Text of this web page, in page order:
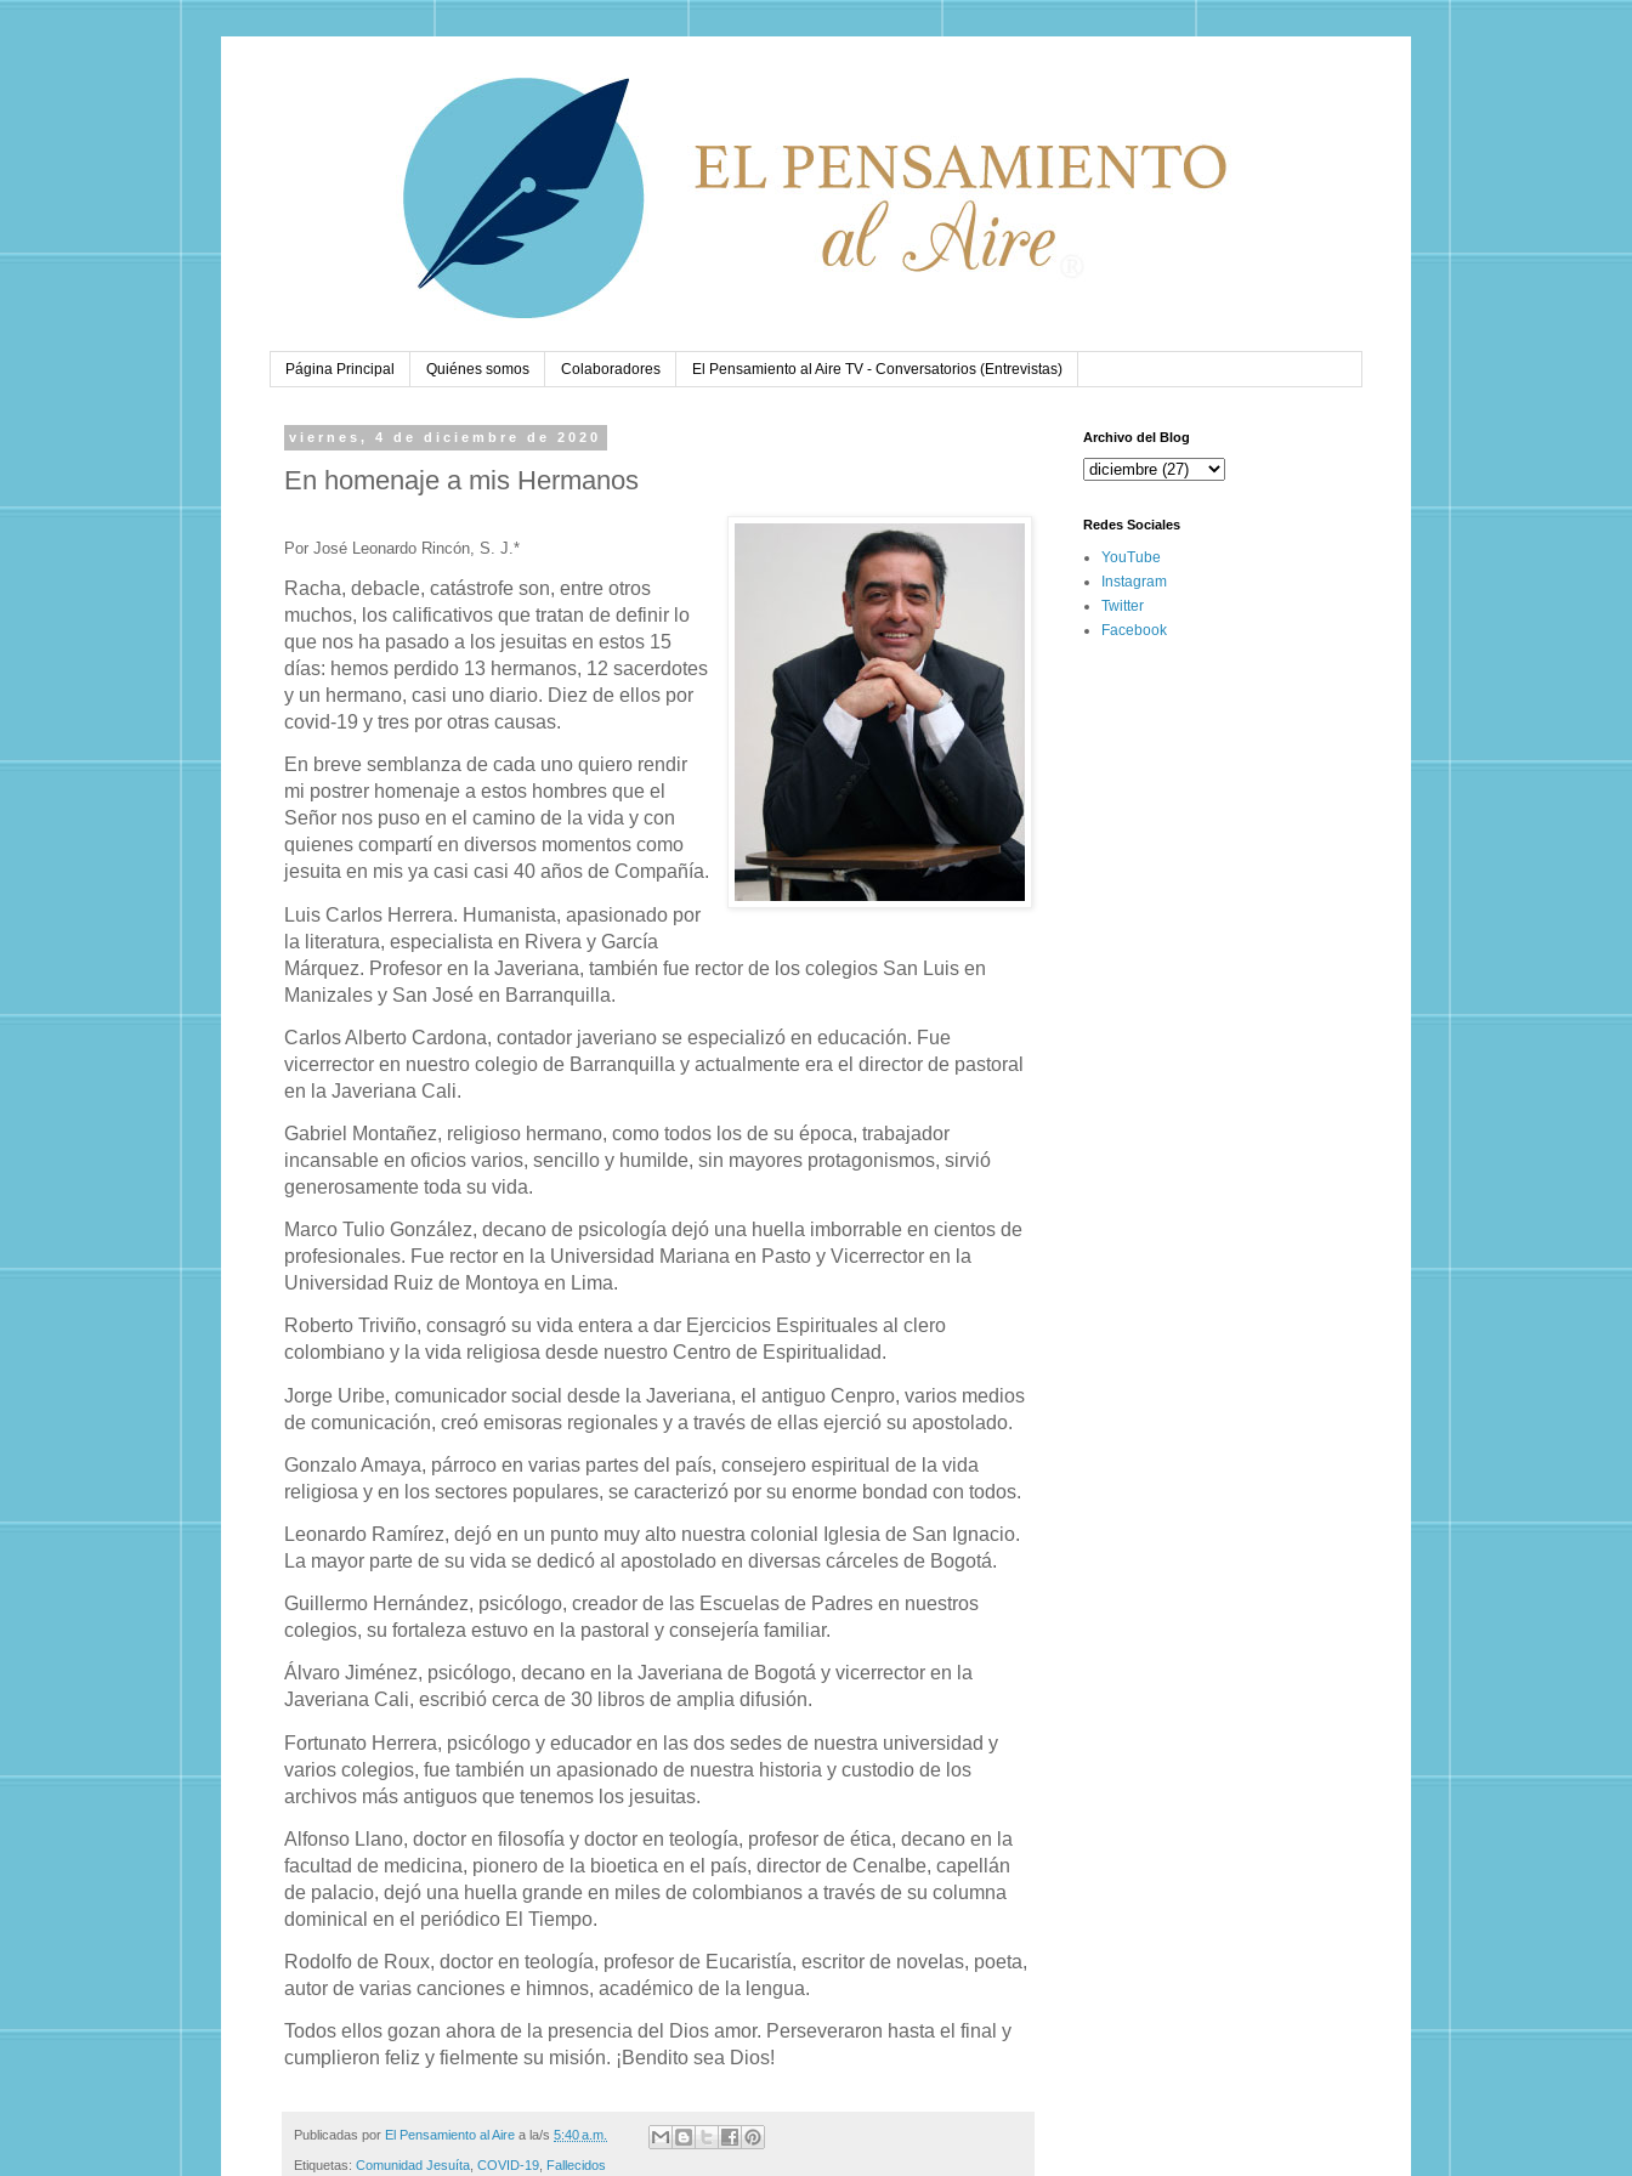
Página Principal Quiénes somos Colaboradores El Pensamiento al Aire TV - Conversatorios (Entrevistas)
viernes, 4 de diciembre de 2020
En homenaje a mis Hermanos
Por José Leonardo Rincón, S. J.*
Racha, debacle, catástrofe son, entre otros
muchos, los calificativos que tratan de definir lo
que nos ha pasado a los jesuitas en estos 15
días: hemos perdido 13 hermanos, 12 sacerdotes
y un hermano, casi uno diario. Diez de ellos por
covid-19 y tres por otras causas.
En breve semblanza de cada uno quiero rendir
mi postrer homenaje a estos hombres que el
Señor nos puso en el camino de la vida y con
quienes compartí en diversos momentos como
jesuita en mis ya casi casi 40 años de Compañía.
Luis Carlos Herrera. Humanista, apasionado por
la literatura, especialista en Rivera y García
Márquez. Profesor en la Javeriana, también fue rector de los colegios San Luis en
Manizales y San José en Barranquilla.
Carlos Alberto Cardona, contador javeriano se especializó en educación. Fue
vicerrector en nuestro colegio de Barranquilla y actualmente era el director de pastoral
en la Javeriana Cali.
Gabriel Montañez, religioso hermano, como todos los de su época, trabajador
incansable en oficios varios, sencillo y humilde, sin mayores protagonismos, sirvió
generosamente toda su vida.
Marco Tulio González, decano de psicología dejó una huella imborrable en cientos de
profesionales. Fue rector en la Universidad Mariana en Pasto y Vicerrector en la
Universidad Ruiz de Montoya en Lima.
Roberto Triviño, consagró su vida entera a dar Ejercicios Espirituales al clero
colombiano y la vida religiosa desde nuestro Centro de Espiritualidad.
Jorge Uribe, comunicador social desde la Javeriana, el antiguo Cenpro, varios medios
de comunicación, creó emisoras regionales y a través de ellas ejerció su apostolado.
Gonzalo Amaya, párroco en varias partes del país, consejero espiritual de la vida
religiosa y en los sectores populares, se caracterizó por su enorme bondad con todos.
Leonardo Ramírez, dejó en un punto muy alto nuestra colonial Iglesia de San Ignacio.
La mayor parte de su vida se dedicó al apostolado en diversas cárceles de Bogotá.
Guillermo Hernández, psicólogo, creador de las Escuelas de Padres en nuestros
colegios, su fortaleza estuvo en la pastoral y consejería familiar.
Álvaro Jiménez, psicólogo, decano en la Javeriana de Bogotá y vicerrector en la
Javeriana Cali, escribió cerca de 30 libros de amplia difusión.
Fortunato Herrera, psicólogo y educador en las dos sedes de nuestra universidad y
varios colegios, fue también un apasionado de nuestra historia y custodio de los
archivos más antiguos que tenemos los jesuitas.
Alfonso Llano, doctor en filosofía y doctor en teología, profesor de ética, decano en la
facultad de medicina, pionero de la bioetica en el país, director de Cenalbe, capellán
de palacio, dejó una huella grande en miles de colombianos a través de su columna
dominical en el periódico El Tiempo.
Rodolfo de Roux, doctor en teología, profesor de Eucaristía, escritor de novelas, poeta,
autor de varias canciones e himnos, académico de la lengua.
Todos ellos gozan ahora de la presencia del Dios amor. Perseveraron hasta el final y
cumplieron feliz y fielmente su misión. ¡Bendito sea Dios!
Publicadas por El Pensamiento al Aire a la/s 5:40 a.m.
Etiquetas: Comunidad Jesuíta COVID-19 Fallecidos
Archivo del Blog
Redes Sociales
YouTube
Instagram
Twitter
Facebook